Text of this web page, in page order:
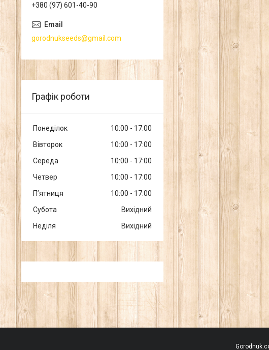
+380 (97) 601-40-90
gorodnukseeds@gmail.com
Графік роботи
Понеділок 10:00
17:00
Вівторок
10:00
17:00
Середа
10:00
17:00
Четвер
10:00
17:00
Пʼятниця
10:00
17:00
Субота
Вихідний
Неділя
Вихідний